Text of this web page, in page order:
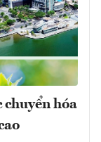
chuyển hóa